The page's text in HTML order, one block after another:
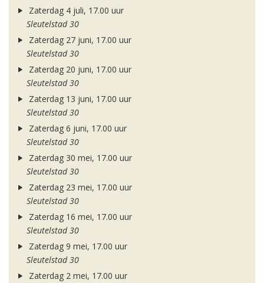
Zaterdag 4 juli, 17.00 uur
Sleutelstad 30
Zaterdag 27 juni, 17.00 uur
Sleutelstad 30
Zaterdag 20 juni, 17.00 uur
Sleutelstad 30
Zaterdag 13 juni, 17.00 uur
Sleutelstad 30
Zaterdag 6 juni, 17.00 uur
Sleutelstad 30
Zaterdag 30 mei, 17.00 uur
Sleutelstad 30
Zaterdag 23 mei, 17.00 uur
Sleutelstad 30
Zaterdag 16 mei, 17.00 uur
Sleutelstad 30
Zaterdag 9 mei, 17.00 uur
Sleutelstad 30
Zaterdag 2 mei, 17.00 uur